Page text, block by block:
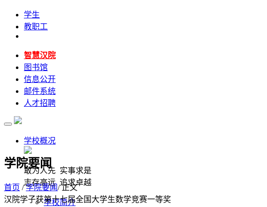
学生
教职工
智慧汉院
图书馆
信息公开
邮件系统
人才招聘
学校概况
敢为人先 实事求是
志存高远 追求卓越
学校简介
学院要闻
首页 /学院要闻/ 正文
汉院学子获第十七届全国大学生数学竞赛一等奖